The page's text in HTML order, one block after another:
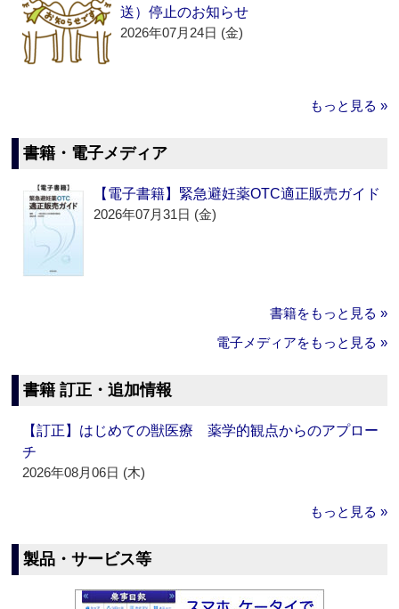
送）停止のお知らせ
2026年07月24日 (金)
もっと見る »
書籍・電子メディア
【電子書籍】緊急避妊薬OTC適正販売ガイド
2026年07月31日 (金)
書籍をもっと見る »
電子メディアをもっと見る »
書籍 訂正・追加情報
【訂正】はじめての獣医療 薬学的観点からのアプロー
チ
2026年08月06日 (木)
もっと見る »
製品・サービス等